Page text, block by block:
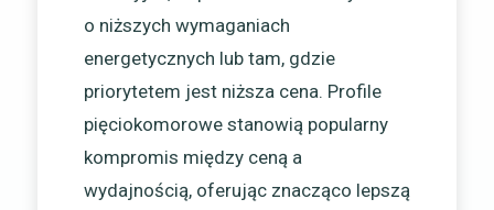
o niższych wymaganiach
energetycznych lub tam, gdzie
priorytetem jest niższa cena. Profile
pięciokomorowe stanowią popularny
kompromis między ceną a
wydajnością, oferując znacząco lepszą